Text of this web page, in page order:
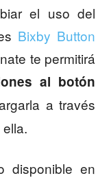
el uso del
Bixby Button
te permitirá
al botón
a través
disponible en